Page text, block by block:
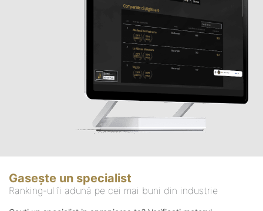
Gasește un specialist
Ranking-ul îi adună pe cei mai buni din industrie